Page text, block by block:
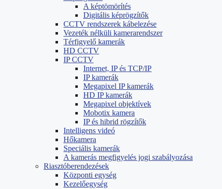
A képtömörítés
Digitális képrögzítők
CCTV rendszerek kábelezése
Vezeték nélküli kamerarendszer
Térfigyelő kamerák
HD CCTV
IP CCTV
Internet, IP és TCP/IP
IP kamerák
Megapixel IP kamerák
HD IP kamerák
Megapixel objektívek
Mobotix kamera
IP és hibrid rögzítők
Intelligens videó
Hőkamera
Speciális kamerák
A kamerás megfigyelés jogi szabályozása
Riasztóberendezések
Központi egység
Kezelőegység